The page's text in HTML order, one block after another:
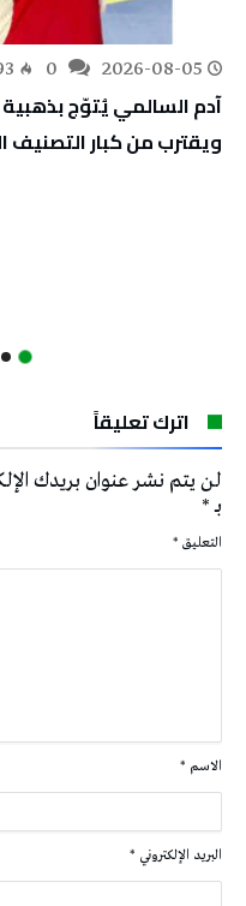
2026-08-05
آدم السالمي يُتوّج بذهبية
ويقترب من كبار التصنيف
اترك تعليقاً
لن يتم نشر عنوان بريدك
بـ*
التعليق *
الاسم *
البريد الإلكتروني *